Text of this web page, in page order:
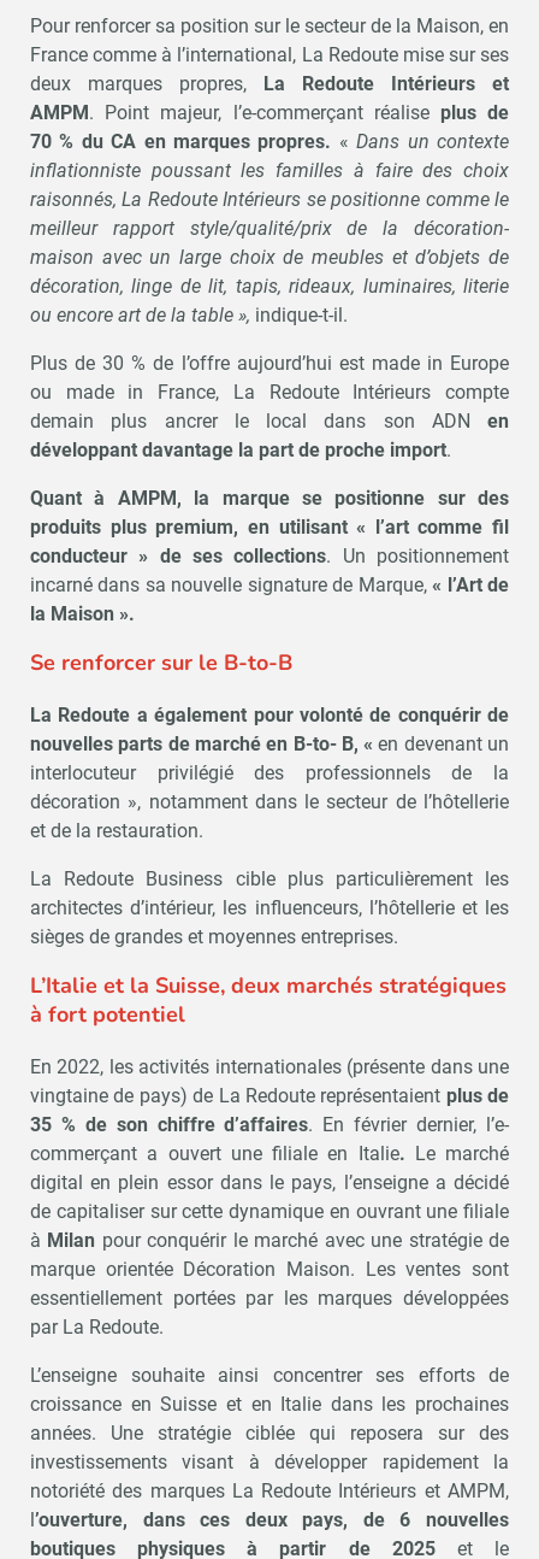
Pour renforcer sa position sur le secteur de la Maison, en
France comme à l’international, La Redoute mise sur ses
deux marques propres, La Redoute Intérieurs et
AMPM. Point majeur, l’e-commerçant réalise plus de
70 % du CA en marques propres. «Dans un contexte
inflationniste poussant les familles à faire des choix
raisonnés, La Redoute Intérieurs se positionne comme le
meilleur rapport style/qualité/prix de la décoration-
maison avec un large choix de meubles et d’objets de
décoration, linge de lit, tapis, rideaux, luminaires, literie
ou encore art de la table », indique-t-il.
Plus de 30 % de l’offre aujourd’hui est made in Europe
ou made in France, La Redoute Intérieurs compte
demain plus ancrer le local dans son ADN en
développant davantage la part de proche import.
Quant à AMPM, la marque se positionne sur des
produits plus premium, en utilisant « l’art comme fil
conducteur » de ses collections. Un positionnement
incarné dans sa nouvelle signature de Marque,« l’Art de
la Maison ».
Se renforcer sur le B-to-B
La Redoute a également pour volonté de conquérir de
nouvelles parts de marché en B-to- B, «en devenant un
interlocuteur privilégié des professionnels de la
décoration », notamment dans le secteur de l’hôtellerie
et de la restauration.
La Redoute Business cible plus particulièrement les
architectes d’intérieur, les influenceurs, l’hôtellerie et les
sièges de grandes et moyennes entreprises.
L’Italie et la Suisse, deux marchés stratégiques
à fort potentiel
En 2022, les activités internationales (présente dans une
vingtaine de pays) de La Redoute représentaient plus de
35 % de son chiffre d’affaires. En février dernier, l’e-
commerçant a ouvert une filiale en Italie. Le marché
digital en plein essor dans le pays, l’enseigne a décidé
de capitaliser sur cette dynamique en ouvrant une filiale
à Milan pour conquérir le marché avec une stratégie de
marque orientée Décoration Maison. Les ventes sont
essentiellement portées par les marques développées
par La Redoute.
L’enseigne souhaite ainsi concentrer ses efforts de
croissance en Suisse et en Italie dans les prochaines
années. Une stratégie ciblée qui reposera sur des
investissements visant à développer rapidement la
notoriété des marques La Redoute Intérieurs et AMPM,
l’ouverture, dans ces deux pays, de 6 nouvelles
boutiques physiques à partir de 2025et le